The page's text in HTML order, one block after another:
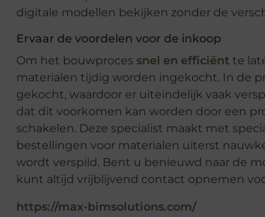
digitale modellen bekijken zonder de
Ervaar de voordelen voor de inkoop
Om het bouwproces snel en efficiënt te
materialen tijdig worden ingekocht. In de
gekocht, waardoor er uiteindelijk vaak
dat dit voorkomen kan worden door een
schakelen. Deze specialist maakt met
bestellingen voor materialen uiterst
wordt verspild. Bent u benieuwd naar de
kunt altijd vrijblijvend contact opnemen
https://max-bimsolutions.com/